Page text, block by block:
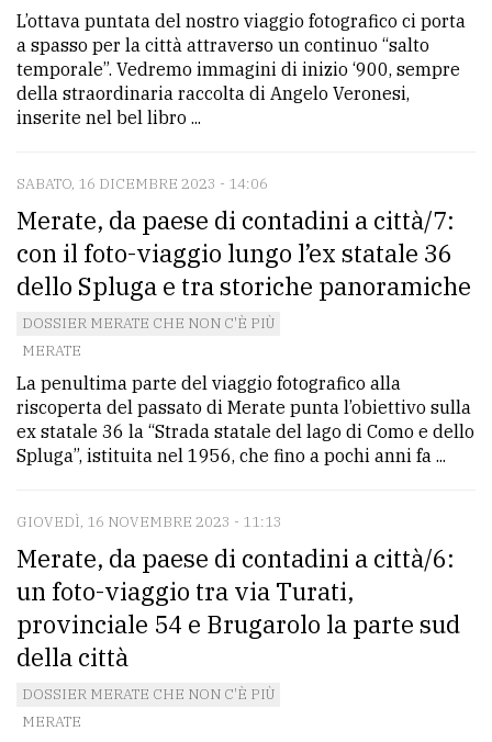
L’ottava puntata del nostro viaggio fotografico ci porta
a spasso per la città attraverso un continuo “salto
temporale”. Vedremo immagini di inizio ‘900, sempre
della straordinaria raccolta di Angelo Veronesi,
inserite nel bel libro ...
SABATO, 16 DICEMBRE 2023 - 14:06
Merate, da paese di contadini a città/7:
con il foto-viaggio lungo l’ex statale 36
dello Spluga e tra storiche panoramiche
DOSSIER MERATE CHE NON C'È PIÙ
MERATE
La penultima parte del viaggio fotografico alla
riscoperta del passato di Merate punta l’obiettivo sulla
ex statale 36 la “Strada statale del lago di Como e dello
Spluga”, istituita nel 1956, che fino a pochi anni fa ...
GIOVEDÌ, 16 NOVEMBRE 2023 - 11:13
Merate, da paese di contadini a città/6:
un foto-viaggio tra via Turati,
provinciale 54 e Brugarolo la parte sud
della città
DOSSIER MERATE CHE NON C'È PIÙ
MERATE